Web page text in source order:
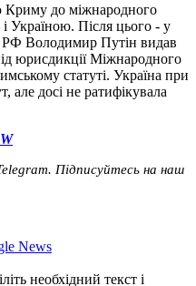
Криму до міжнародного
Україною. Після цього - у
РФ Володимир Путін видав
юрисдикції Міжнародного
статуті. Україна при
але досі не ратифікувала
Підписуйтесь на наш
News
необхідний текст і